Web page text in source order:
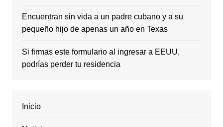
Encuentran sin vida a un padre cubano y a su
pequeño hijo de apenas un año en Texas
Si firmas este formulario al ingresar a EEUU,
podrías perder tu residencia
Inicio